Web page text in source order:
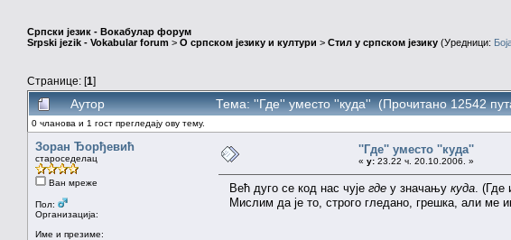
Српски језик - Вокабулар форум
Srpski jezik - Vokabular forum > О српском језику и култури > Стил у српском језику (Уредници:
Странице: [1]
Аутор Тема: ''Где'' уместо ''куда'' (Прочитано 12542
0 чланова и 1 гост прегледају ову тему.
Зоран Ђорђевић
староседелац
Ван мреже
Пол:
Организација:
Име и презиме:
''Где'' уместо ''куда''
« у: 23.22 ч. 20.10.2006. »
Већ дуго се код нас чује где у значању куда .
Мислим да је то, строго гледано, грешка, али ме